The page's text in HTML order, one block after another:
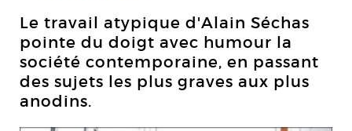
Le travail atypique d'Alain Séchas
pointe du doigt avec humour la
société contemporaine, en passant
des sujets les plus graves aux plus
anodins.